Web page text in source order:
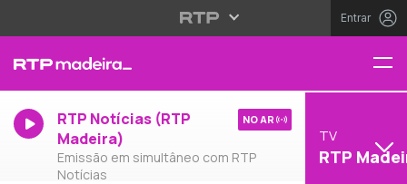
Entrar
RTP Notícias (RTP
Madeira)
Emissão em simultâneo com RTP
Notícias
NO AR
TV
RTP